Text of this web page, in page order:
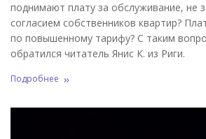
поднимают плату за обслуживание, не
согласием собственников квартир?
по повышенному тарифу? С таким
обратился читатель Янис К. из Риги.
Подробнее